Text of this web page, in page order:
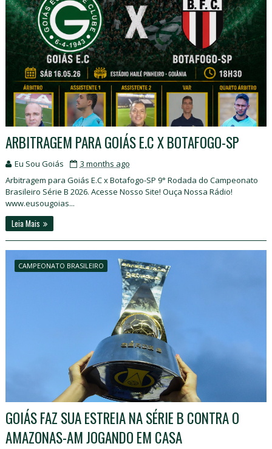
ARBITRAGEM PARA GOIÁS E.C X BOTAFOGO-SP
Eu Sou Goiás
3 months ago
Arbitragem para Goiás E.C x Botafogo-SP 9° Rodada do Campeonato
Brasileiro Série B 2026. Acesse Nosso Site! Ouça Nossa Rádio!
www.eusougoias...
Leia Mais
CAMPEONATO BRASILEIRO
GOIÁS FAZ SUA ESTREIA NA SÉRIE B CONTRA O
AMAZONAS-AM JOGANDO EM CASA